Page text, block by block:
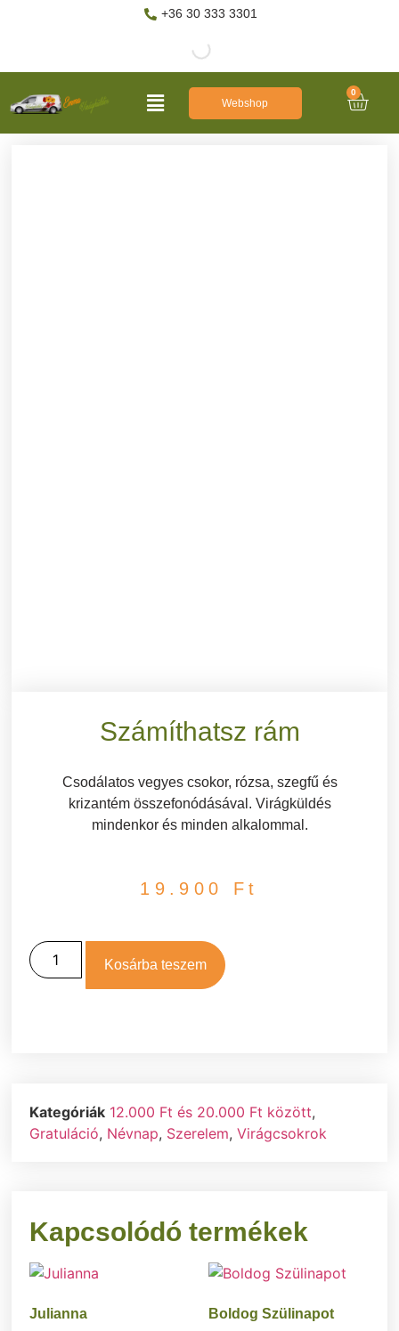
+36 30 333 3301
Webshop
0
Számíthatsz rám
Csodálatos vegyes csokor, rózsa, szegfű és
krizantém összefonódásával. Virágküldés
mindenkor és minden alkalommal.
19.900 Ft
Kosárba teszem
Kategóriák 12.000 Ft és 20.000 Ft között,
Gratuláció, Névnap, Szerelem,Virágcsokrok
Kapcsolódó termékek
Julianna
Boldog Szülinapot